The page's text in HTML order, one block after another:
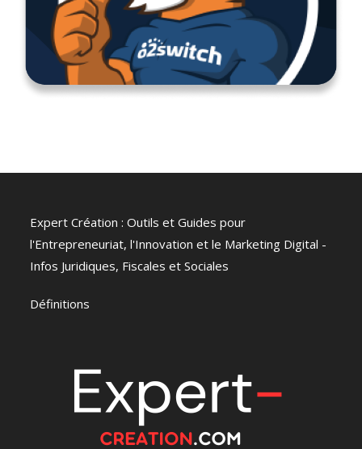
Expert Création : Outils et Guides pour
l'Entrepreneuriat, l'Innovation et le Marketing Digital -
Infos Juridiques, Fiscales et Sociales
Définitions